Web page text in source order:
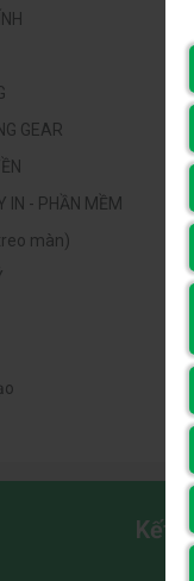
GEAR
IN - PHẦN MỀM
màn)
Kết